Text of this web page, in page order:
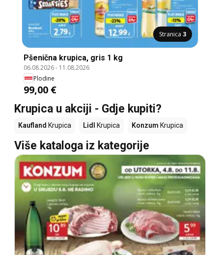
Stranica 3
Pšenična krupica, gris 1 kg
06.08.2026- 11.08.2026
Plodine
99,00 €
Krupica u akciji - Gdje kupiti?
Kaufland Krupica Lidl Krupica Konzum Krupica
Više kataloga iz kategorije